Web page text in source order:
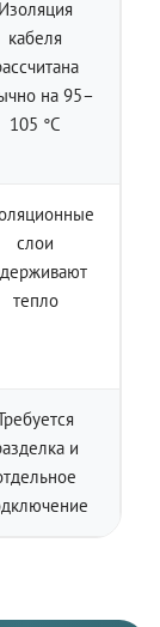
Изоляция
кабеля
на 95–
105 °C
слои
тепло
и